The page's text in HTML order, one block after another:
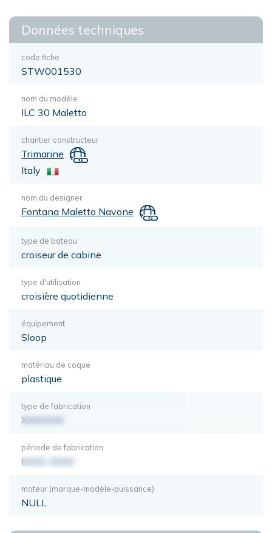
Données techniques
code fiche
STW001530
nom du modèle
ILC 30 Maletto
chantier constructeur
Trimarine
Italy
nom du designer
Fontana Maletto Navone
type de bateau
croiseur de cabine
type d'utilisation
croisière quotidienne
équipement
Sloop
matériau de coque
plastique
type de fabrication
XXXXXXX
période de fabrication
0000-0000
moteur (marque-modèle-puissance)
NULL